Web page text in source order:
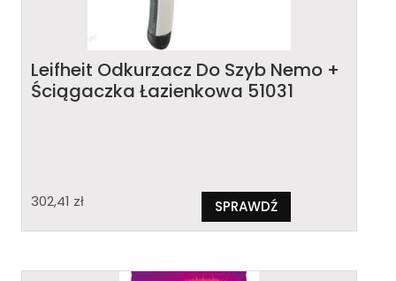
Leifheit Odkurzacz Do Szyb Nemo +
Ściągaczka Łazienkowa 51031
302,41 zł SPRAWDŹ